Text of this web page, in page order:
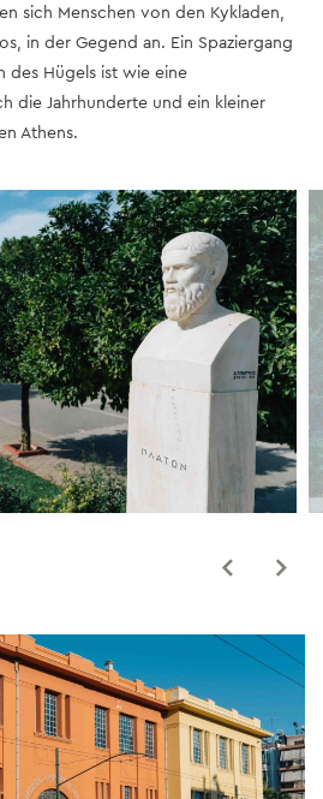
sich Menschen von den Kykladen,
in der Gegend an. Ein Spaziergang
des Hügels ist wie eine
die Jahrhunderte und ein kleiner
Athens.